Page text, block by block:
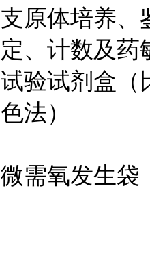
支原体培养、
定、计数及药
试验试剂盒（
色法）
微需氧发生袋